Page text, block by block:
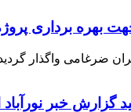
بهره برداری
گزارش خبر